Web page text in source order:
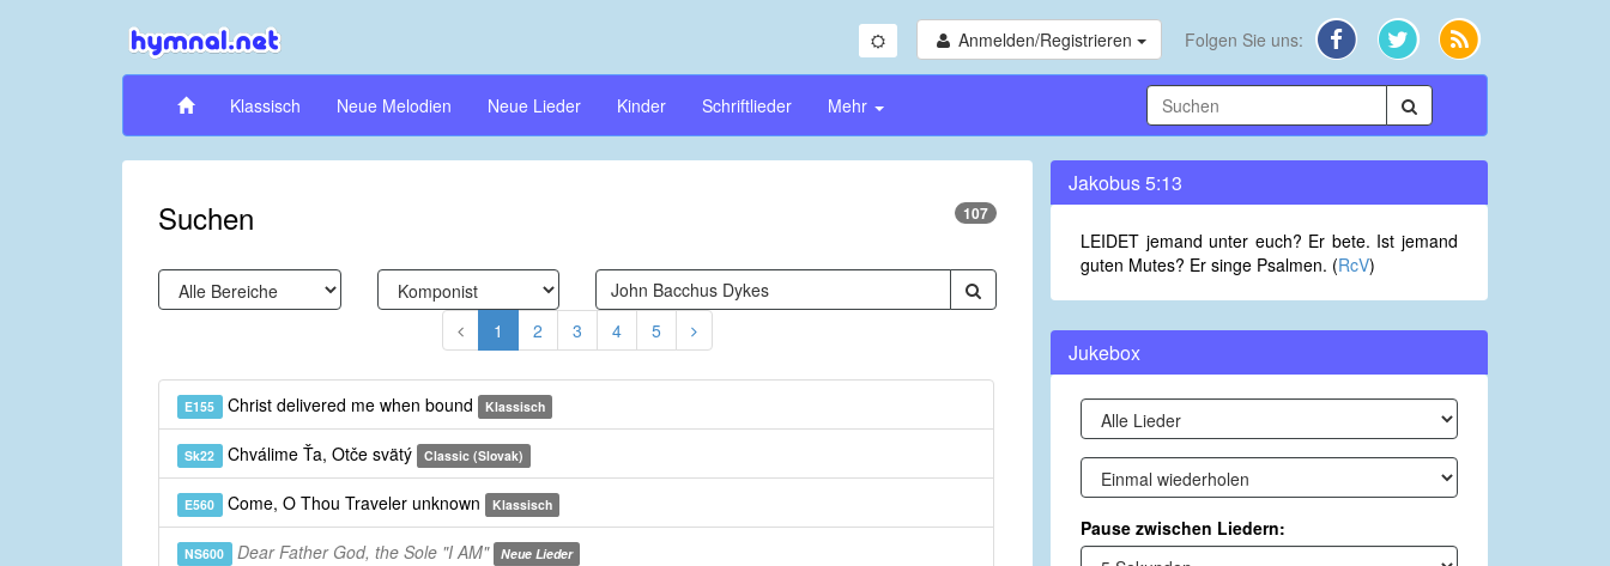
Anmelden/Registrieren Folgen Sie uns:
Klassisch Neue Melodien Neue Lieder Kinder Schriftlieder Mehr
Suchen 107
1 2 3 4 5
E155 Christ delivered me when bound Klassisch
Sk22 Chválime Ťa, Otče svätý Classic (Slovak)
E560 Come, O Thou Traveler unknown Klassisch
NS600 Dear Father God, the Sole "I AM" Neue Lieder
Jakobus 5:13
LEIDET jemand unter euch? Er bete. Ist jemand
guten Mutes? Er singe Psalmen. (RcV)
Jukebox
Pause zwischen Liedern: